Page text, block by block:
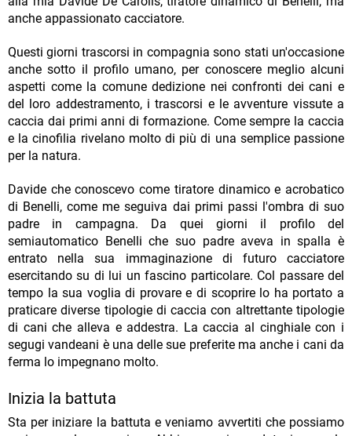
anche appassionato cacciatore.
Questi giorni trascorsi in compagnia sono stati un'occasione
anche sotto il profilo umano, per conoscere meglio alcuni
aspetti come la comune dedizione nei confronti dei cani e
del loro addestramento, i trascorsi e le avventure vissute a
caccia dai primi anni di formazione. Come sempre la caccia
e la cinofilia rivelano molto di più di una semplice passione
per la natura.
Davide che conoscevo come tiratore dinamico e acrobatico
di Benelli, come me seguiva dai primi passi l'ombra di suo
padre in campagna. Da quei giorni il profilo del
semiautomatico Benelli che suo padre aveva in spalla è
entrato nella sua immaginazione di futuro cacciatore
esercitando su di lui un fascino particolare. Col passare del
tempo la sua voglia di provare e di scoprire lo ha portato a
praticare diverse tipologie di caccia con altrettante tipologie
di cani che alleva e addestra. La caccia al cinghiale con i
segugi vandeani è una delle sue preferite ma anche i cani da
ferma lo impegnano molto.
Inizia la battuta
Sta per iniziare la battuta e veniamo avvertiti che possiamo